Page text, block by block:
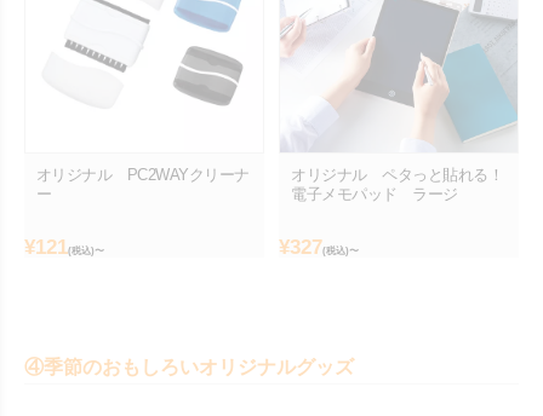
オリジナル PC2WAYクリーナ
ー
¥121(税込)〜
オリジナル ペタっと貼れる！
電子メモパッド ラージ
¥327(税込)〜
④季節のおもしろいオリジナルグッズ